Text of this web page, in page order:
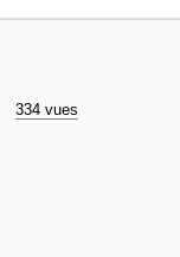
334 vues